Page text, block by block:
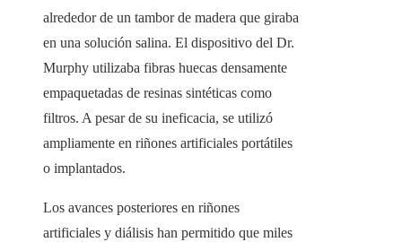
alrededor de un tambor de madera que giraba
en una solución salina. El dispositivo del Dr.
Murphy utilizaba fibras huecas densamente
empaquetadas de resinas sintéticas como
filtros. A pesar de su ineficacia, se utilizó
ampliamente en riñones artificiales portátiles
o implantados.
Los avances posteriores en riñones
artificiales y diálisis han permitido que miles